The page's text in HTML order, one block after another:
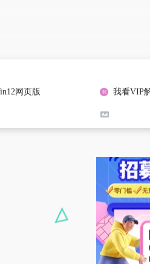
网页版 我看VIP